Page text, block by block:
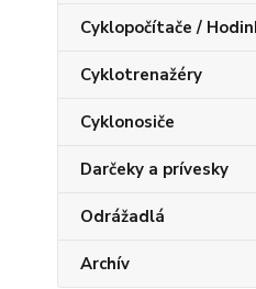
Cyklopočítače /
Cyklotrenažéry
Cyklonosiče
Darčeky a prívesky
Odrážadlá
Archív